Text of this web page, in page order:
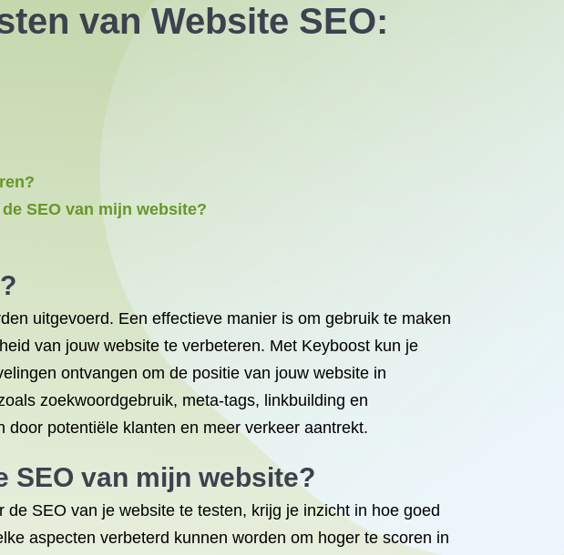
van Website SEO:
SEO van mijn website?
uitgevoerd. Een effectieve manier is om gebruik te maken
van jouw website te verbeteren. Met Keyboost kun je
ontvangen om de positie van jouw website in
zoekwoordgebruik, meta-tags, linkbuilding en
potentiële klanten en meer verkeer aantrekt.
SEO van mijn website?
SEO van je website te testen, krijg je inzicht in hoe goed
aspecten verbeterd kunnen worden om hoger te scoren in